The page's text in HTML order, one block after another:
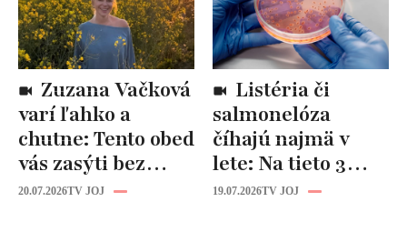
varí ľahko a
chutne: Tento obed
vás zasýti bez
zbytočných kalórií
20.07.2026TV JOJ
salmonelóza
číhajú najmä v
lete: Na tieto 3
pravidlá pri jedle
19.07.2026TV JOJ